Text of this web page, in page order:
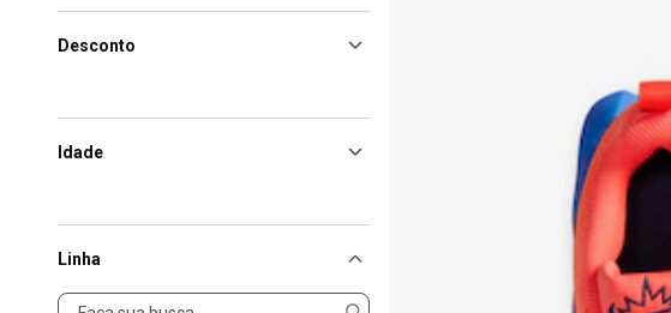
Desconto
Idade
Linha
Linha